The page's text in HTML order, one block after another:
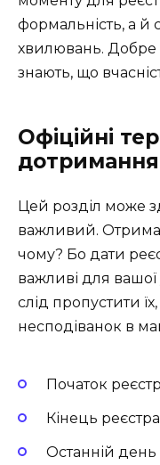
формальність, а й
хвилювань. Добре
знають, що
Офіційні
дотримання
Цей розділ може
важливий.
чому? Бо дати
важливі для вашої
слід пропустити
несподіванок в
Початок
Кінець
Останній день